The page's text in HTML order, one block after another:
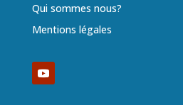
Qui sommes nous?
Mentions légales